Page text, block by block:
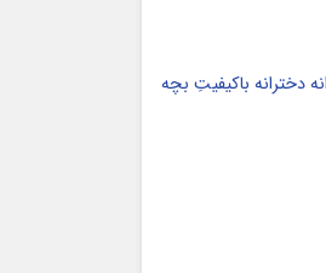
دخترانه باکیفیتِ بچه